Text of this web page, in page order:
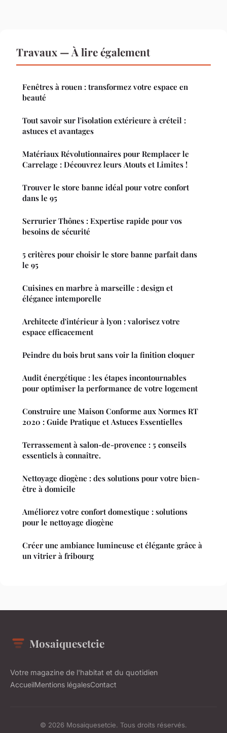
Travaux — À lire également
Fenêtres à rouen : transformez votre espace en
beauté
Tout savoir sur l'isolation extérieure à créteil :
astuces et avantages
Matériaux Révolutionnaires pour Remplacer le
Carrelage : Découvrez leurs Atouts et Limites !
Trouver le store banne idéal pour votre confort
dans le 95
Serrurier Thônes : Expertise rapide pour vos
besoins de sécurité
5 critères pour choisir le store banne parfait dans
le 95
Cuisines en marbre à marseille : design et
élégance intemporelle
Architecte d'intérieur à lyon : valorisez votre
espace efficacement
Peindre du bois brut sans voir la finition cloquer
Audit énergétique : les étapes incontournables
pour optimiser la performance de votre logement
Construire une Maison Conforme aux Normes RT
2020 : Guide Pratique et Astuces Essentielles
Terrassement à salon-de-provence : 5 conseils
essentiels à connaître.
Nettoyage diogène : des solutions pour votre bien-
être à domicile
Améliorez votre confort domestique : solutions
pour le nettoyage diogène
Créer une ambiance lumineuse et élégante grâce à
un vitrier à fribourg
Mosaiquesetcie
Votre magazine de l'habitat et du quotidien
AccueilMentions légalesContact
© 2026 Mosaiquesetcie. Tous droits réservés.